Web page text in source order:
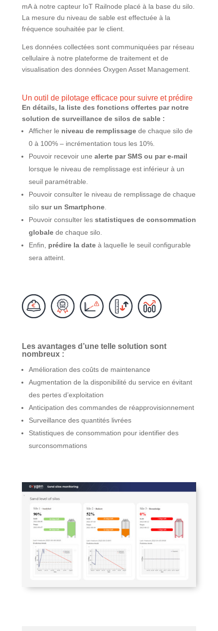
mA à notre capteur IoT Railnode placé à la base du silo.
La mesure du niveau de sable est effectuée à la
fréquence souhaitée par le client.
Les données collectées sont communiquées par réseau
cellulaire à notre plateforme de traitement et de
visualisation des données Oxygen Asset Management.
Un outil de pilotage efficace pour suivre et prédire
En détails, la liste des fonctions offertes par notre
solution de surveillance de silos de sable :
Afficher le niveau de remplissagede chaque silo de
0 à 100% – incrémentation tous les 10%.
Pouvoir recevoir une alerte par SMS ou par e-mail
lorsque le niveau de remplissage est inférieur à un
seuil paramétrable.
Pouvoir consulter le niveau de remplissage de chaque
silo sur un Smartphone.
Pouvoir consulter les statistiques de consommation
globalede chaque silo.
Enfin, prédire la dateà laquelle le seuil configurable
sera atteint.
Les avantages d’une telle solution sont
nombreux :
Amélioration des coûts de maintenance
Augmentation de la disponibilité du service en évitant
des pertes d’exploitation
Anticipation des commandes de réapprovisionnement
Surveillance des quantités livrées
Statistiques de consommation pour identifier des
surconsommations